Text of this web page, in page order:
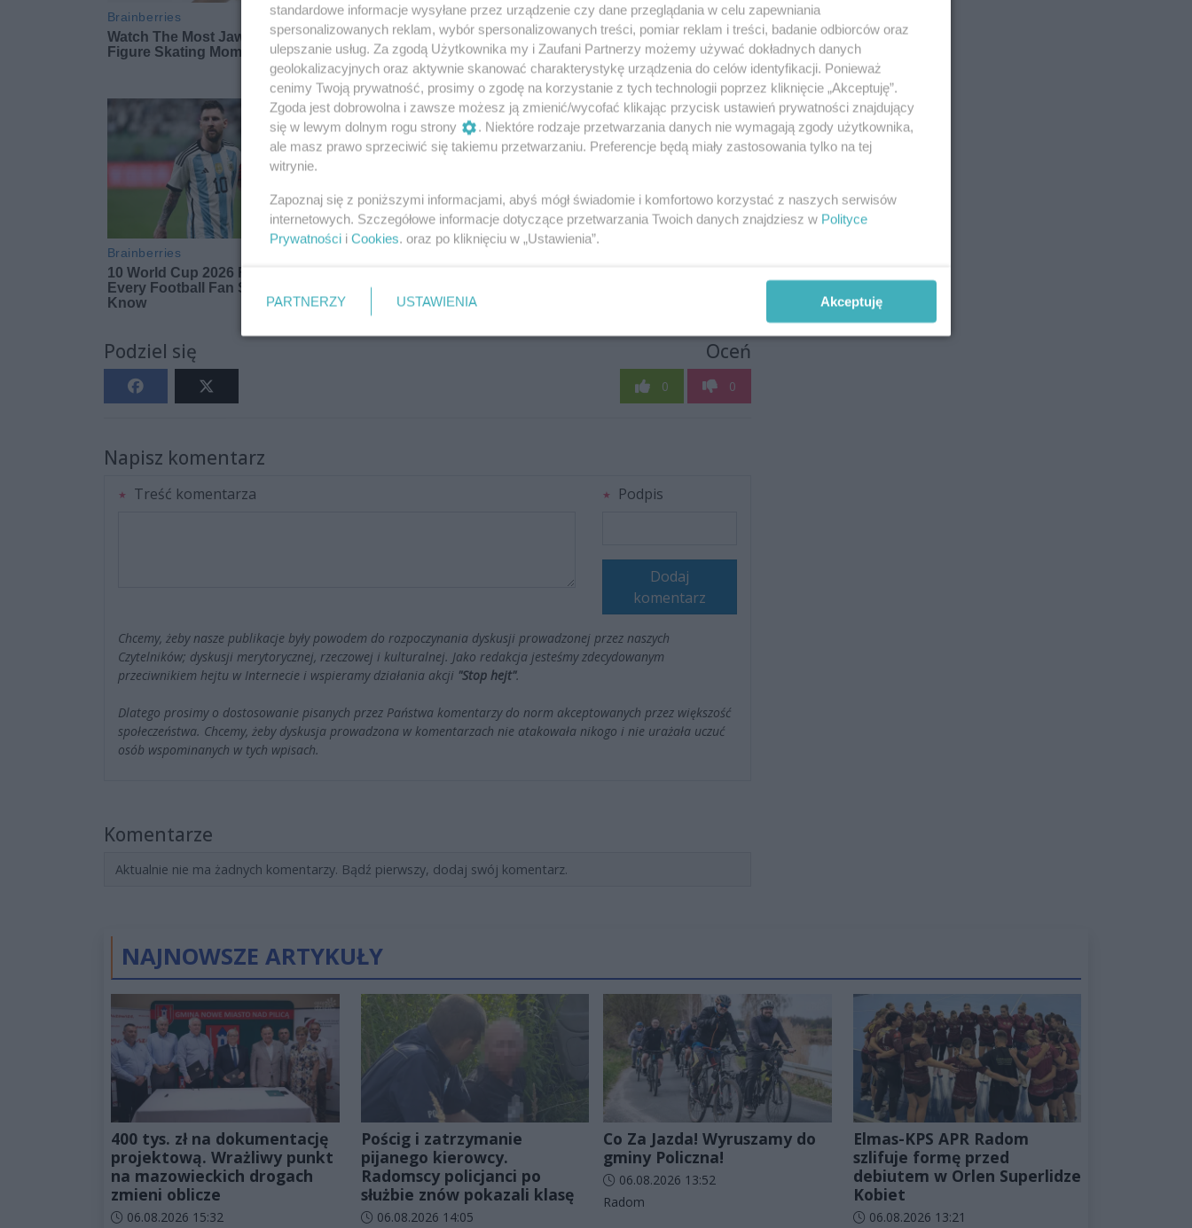
Podziel się Oceń
0 0
Napisz komentarz
Treść komentarza Podpis
Dodaj
komentarz
Chcemy, żeby nasze publikacje były powodem do rozpoczynania dyskusji prowadzonej przez naszych
Czytelników; dyskusji merytorycznej, rzeczowej i kulturalnej. Jako redakcja jesteśmy zdecydowanym
przeciwnikiem hejtu w Internecie i wspieramy działania akcji "Stop hejt".
Dlatego prosimy o dostosowanie pisanych przez Państwa komentarzy do norm akceptowanych przez większość
społeczeństwa. Chcemy, żeby dyskusja prowadzona w komentarzach nie atakowała nikogo i nie urażała uczuć
osób wspominanych w tych wpisach.
Komentarze
Aktualnie nie ma żadnych komentarzy. Bądź pierwszy, dodaj swój komentarz.
NAJNOWSZE ARTYKUŁY
400 tys. zł na dokumentację
projektową. Wrażliwy punkt
na mazowieckich drogach
zmieni oblicze
Data dodania artykułu:
06.08.2026 15:32
Pościg i zatrzymanie
pijanego kierowcy.
Radomscy policjanci po
służbie znów pokazali klasę
Data dodania artykułu:
06.08.2026 14:05
Co Za Jazda! Wyruszamy do
gminy Policzna!
Data dodania artykułu:
06.08.2026 13:52
Kategorie artykułu:
Radom
Elmas-KPS APR Radom
szlifuje formę przed
debiutem w Orlen Superlidze
Kobiet
Data dodania artykułu:
06.08.2026 13:21
standardowe informacje wysyłane przez urządzenie czy dane przeglądania w celu zapewniania
spersonalizowanych reklam, wybór spersonalizowanych treści, pomiar reklam i treści, badanie odbiorców oraz
ulepszanie usług. Za zgodą Użytkownika my i Zaufani Partnerzy możemy używać dokładnych danych
geolokalizacyjnych oraz aktywnie skanować charakterystykę urządzenia do celów identyfikacji. Ponieważ
cenimy Twoją prywatność, prosimy o zgodę na korzystanie z tych technologii poprzez kliknięcie „Akceptuję”.
Zgoda jest dobrowolna i zawsze możesz ją zmienić/wycofać klikając przycisk ustawień prywatności znajdujący
się w lewym dolnym rogu strony
. Niektóre rodzaje przetwarzania danych nie wymagają zgody użytkownika,
ale masz prawo sprzeciwić się takiemu przetwarzaniu. Preferencje będą miały zastosowania tylko na tej
witrynie.
Zapoznaj się z poniższymi informacjami, abyś mógł świadomie i komfortowo korzystać z naszych serwisów
internetowych. Szczegółowe informacje dotyczące przetwarzania Twoich danych znajdziesz w Polityce
Prywatności i Cookies. oraz po kliknięciu w „Ustawienia”.
PARTNERZY USTAWIENIA Akceptuję